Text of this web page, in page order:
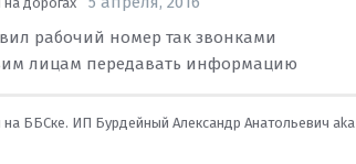
рабочий номер так звонками
лицам передавать информацию
ББСке. ИП Бурдейный Александр Анатольевич aka